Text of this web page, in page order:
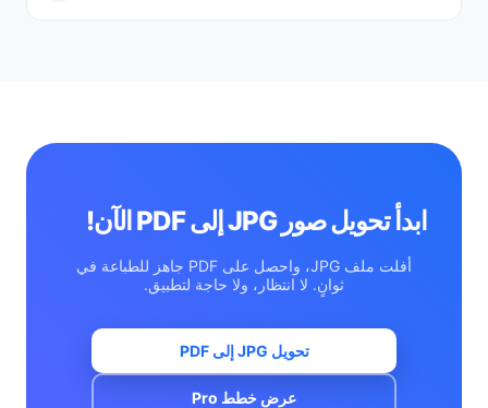
ابدأ تحويل صور JPG إلى PDF الآن!
أفلت ملف JPG، واحصل على PDF جاهز للطباعة في
ثوانٍ. لا انتظار، ولا حاجة لتطبيق.
تحويل JPG إلى PDF
عرض خطط Pro